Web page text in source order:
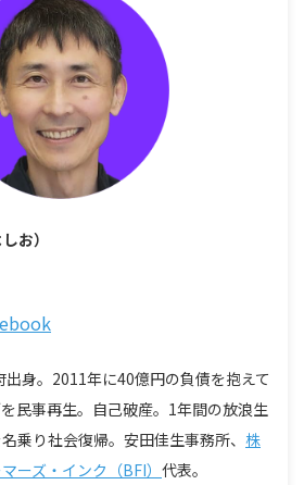
お）
身。2011年に40億円の負債を抱えて
民事再生。自己破産。1年間の放浪生
乗り社会復帰。安田佳生事務所、 株
ーズ・インク（BFI） 代表。